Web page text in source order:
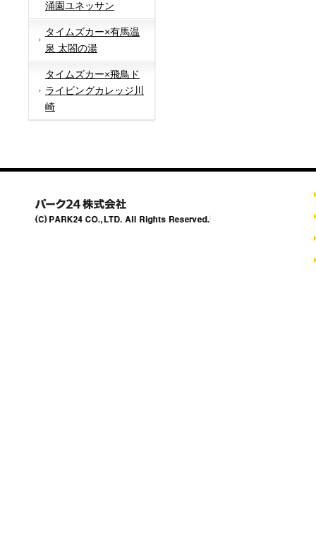
涌園ユネッサン
タイムズカー×有馬温
泉 太閤の湯
タイムズカー×飛鳥ド
ライビングカレッジ川
崎